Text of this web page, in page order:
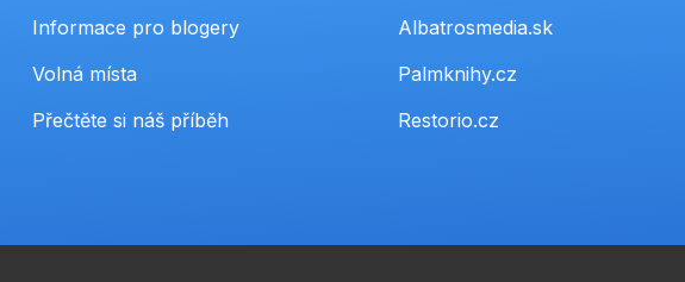
Informace pro blogery
Volná místa
Přečtěte si náš příběh
Albatrosmedia.sk
Palmknihy.cz
Restorio.cz